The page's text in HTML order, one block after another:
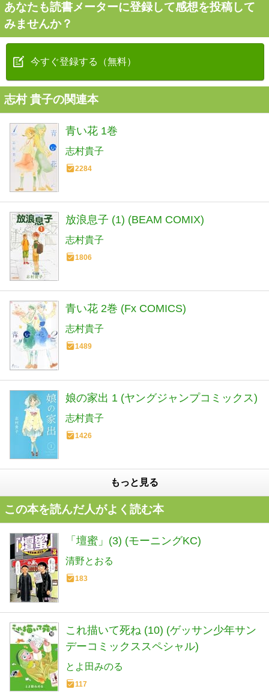
あなたも読書メーターに登録して感想を投稿して
みませんか？
今すぐ登録する（無料）
志村 貴子の関連本
青い花 1巻
志村貴子
2284
放浪息子 (1) (BEAM COMIX)
志村貴子
1806
青い花 2巻 (Fx COMICS)
志村貴子
1489
娘の家出 1 (ヤングジャンプコミックス)
志村貴子
1426
もっと見る
この本を読んだ人がよく読む本
「壇蜜」(3) (モーニングKC)
清野とおる
183
これ描いて死ね (10) (ゲッサン少年サン
デーコミックススペシャル)
とよ田みのる
117